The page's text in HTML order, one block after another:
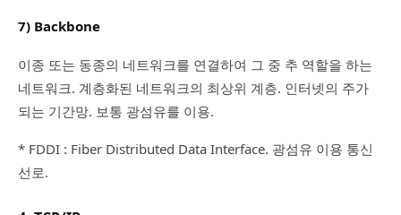
7) Backbone
이종 또는 동종의 네트워크를 연결하여 그 중 추 역할을 하는
네트워크. 계층화된 네트워크의 최상위 계층. 인터넷의 주가
되는 기간망. 보통 광섬유를 이용.
* FDDI : Fiber Distributed Data Interface. 광섬유 이용 통신
선로.